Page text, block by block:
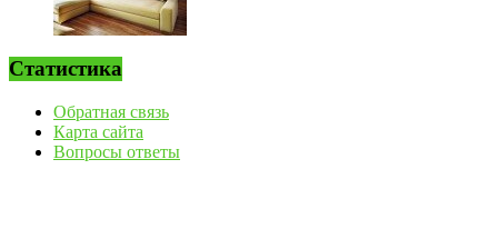
Статистика
Обратная связь
Карта сайта
Вопросы ответы